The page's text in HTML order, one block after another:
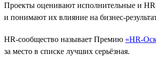
Проекты оценивают исполнительные и
и понимают их влияние на бизнес-
HR-сообщество называет Премию «HR-
за место в списке лучших серьёзная.